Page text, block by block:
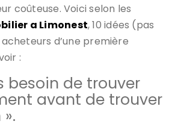
coûteuse. Voici selon les
a Limonest, 10 idées (pas
d’une première
:
besoin de trouver
avant de trouver